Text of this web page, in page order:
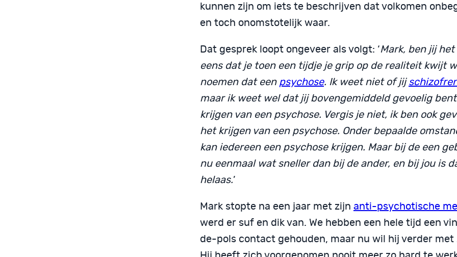
kunnen zijn om iets te beschrijven dat volkomen
en toch onomstotelijk waar.
Dat gesprek loopt ongeveer als volgt: ‘Mark, ben jij
eens dat je toen een tijdje je grip op de realiteit kwijt
noemen dat een psychose. Ik weet niet of jij
maar ik weet wel dat jij bovengemiddeld gevoelig
krijgen van een psychose. Vergis je niet, ik ben ook
het krijgen van een psychose. Onder bepaalde
kan iedereen een psychose krijgen. Maar bij de een
nu eenmaal wat sneller dan bij de ander, en bij jou is
helaas.’
Mark stopte na een jaar met zijn anti-psychotische
werd er suf en dik van. We hebben een hele tijd een
de-pols contact gehouden, maar nu wil hij verder met